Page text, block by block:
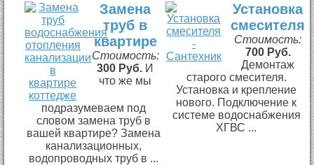
Замена
труб в
квартире
Стоимость:
300 Руб. И
что же мы
подразумеваем под
словом замена труб в
вашей квартире? Замена
канализационных,
водопроводных труб в ...
Установка
смесителя
Стоимость:
700 Руб.
Демонтаж
старого смесителя.
Установка и крепление
нового. Подключение к
системе водоснабжения
ХГВС ...